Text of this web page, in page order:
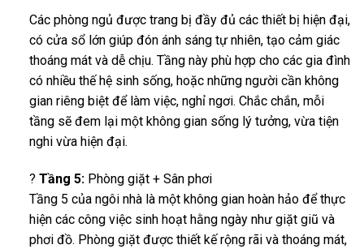
Các phòng ngủ được trang bị đầy đủ các thiết bị hiện đại,
có cửa sổ lớn giúp đón ánh sáng tự nhiên, tạo cảm giác
thoáng mát và dễ chịu. Tầng này phù hợp cho các gia đình
có nhiều thế hệ sinh sống, hoặc những người cần không
gian riêng biệt để làm việc, nghỉ ngơi. Chắc chắn, mỗi
tầng sẽ đem lại một không gian sống lý tưởng, vừa tiện
nghi vừa hiện đại.
? Tầng 5:Phòng giặt + Sân phơi
Tầng 5 của ngôi nhà là một không gian hoàn hảo để thực
hiện các công việc sinh hoạt hằng ngày như giặt giũ và
phơi đồ. Phòng giặt được thiết kế rộng rãi và thoáng mát,